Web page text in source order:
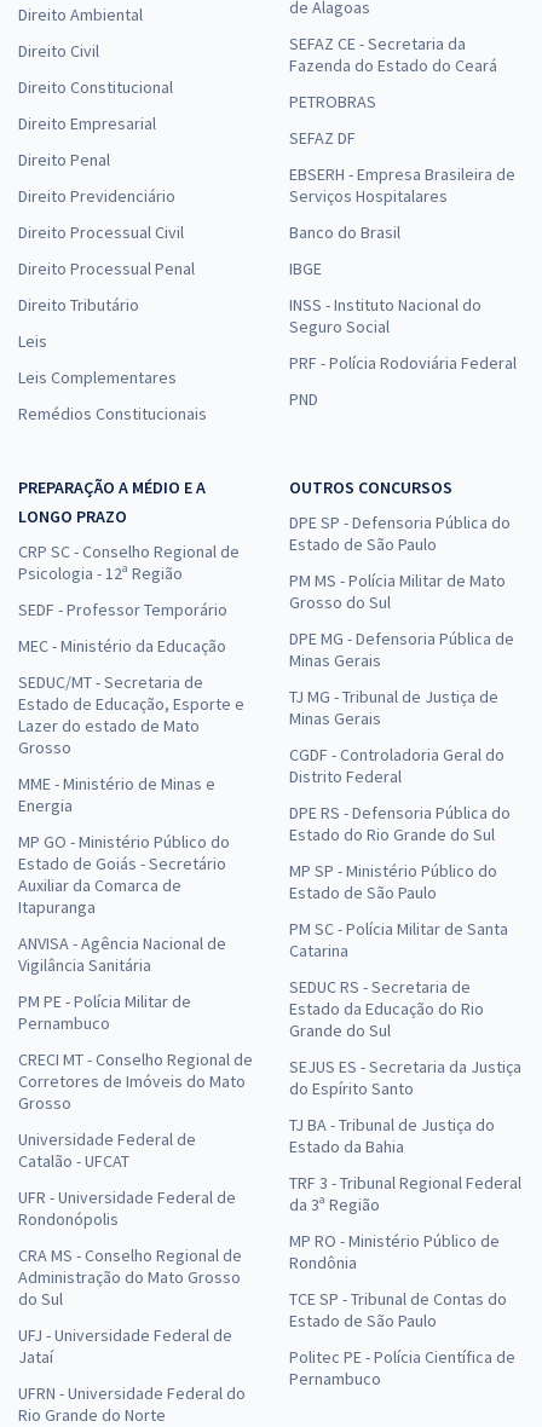
Direito Ambiental
Direito Civil
Direito Constitucional
Direito Empresarial
Direito Penal
Direito Previdenciário
Direito Processual Civil
Direito Processual Penal
Direito Tributário
Leis
Leis Complementares
Remédios Constitucionais
de Alagoas
SEFAZ CE - Secretaria da
Fazenda do Estado do Ceará
PETROBRAS
SEFAZ DF
EBSERH - Empresa Brasileira de
Serviços Hospitalares
Banco do Brasil
IBGE
INSS - Instituto Nacional do
Seguro Social
PRF - Polícia Rodoviária Federal
PND
PREPARAÇÃO A MÉDIO E A
LONGO PRAZO
CRP SC - Conselho Regional de
Psicologia - 12ª Região
SEDF - Professor Temporário
MEC - Ministério da Educação
SEDUC/MT - Secretaria de
Estado de Educação, Esporte e
Lazer do estado de Mato
Grosso
MME - Ministério de Minas e
Energia
MP GO - Ministério Público do
Estado de Goiás - Secretário
Auxiliar da Comarca de
Itapuranga
ANVISA - Agência Nacional de
Vigilância Sanitária
PM PE - Polícia Militar de
Pernambuco
CRECI MT - Conselho Regional de
Corretores de Imóveis do Mato
Grosso
Universidade Federal de
Catalão - UFCAT
UFR - Universidade Federal de
Rondonópolis
CRA MS - Conselho Regional de
Administração do Mato Grosso
do Sul
UFJ - Universidade Federal de
Jataí
UFRN - Universidade Federal do
Rio Grande do Norte
OUTROS CONCURSOS
DPE SP - Defensoria Pública do
Estado de São Paulo
PM MS - Polícia Militar de Mato
Grosso do Sul
DPE MG - Defensoria Pública de
Minas Gerais
TJ MG - Tribunal de Justiça de
Minas Gerais
CGDF - Controladoria Geral do
Distrito Federal
DPE RS - Defensoria Pública do
Estado do Rio Grande do Sul
MP SP - Ministério Público do
Estado de São Paulo
PM SC - Polícia Militar de Santa
Catarina
SEDUC RS - Secretaria de
Estado da Educação do Rio
Grande do Sul
SEJUS ES - Secretaria da Justiça
do Espírito Santo
TJ BA - Tribunal de Justiça do
Estado da Bahia
TRF 3 - Tribunal Regional Federal
da 3ª Região
MP RO - Ministério Público de
Rondônia
TCE SP - Tribunal de Contas do
Estado de São Paulo
Politec PE - Polícia Científica de
Pernambuco